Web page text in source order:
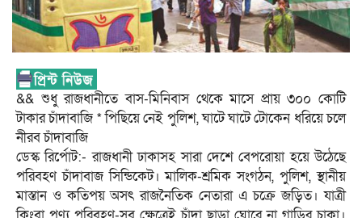
&& শুধু রাজধানীতে বাস-মিনিবাস থেকে মাসে প্রায় ৩০০ কোটি
টাকার চাঁদাবাজি * পিছিয়ে নেই পুলিশ, ঘাটে ঘাটে টোকেন ধরিয়ে চলে
নীরব চাঁদাবাজি
ডেস্ক রির্পোট:- রাজধানী ঢাকাসহ সারা দেশে বেপরোয়া হয়ে উঠেছে
পরিবহণ চাঁদাবাজ সিন্ডিকেট। মালিক-শ্রমিক সংগঠন, পুলিশ, স্থানীয়
মাস্তান ও কতিপয় অসৎ রাজনৈতিক নেতারা এ চক্রে জড়িত। যাত্রী